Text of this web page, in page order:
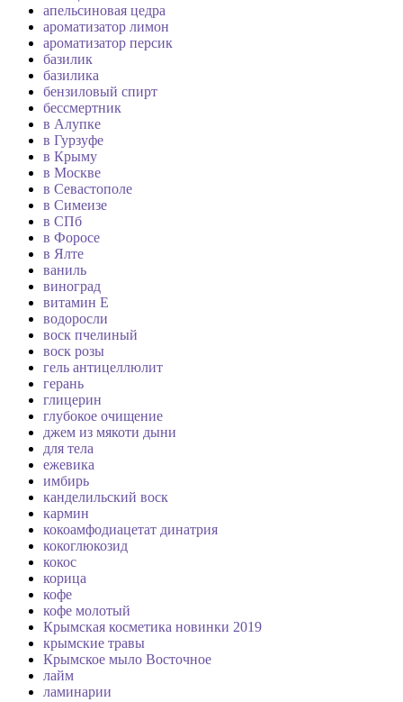
апельсиновая цедра
ароматизатор лимон
ароматизатор персик
базилик
базилика
бензиловый спирт
бессмертник
в Алупке
в Гурзуфе
в Крыму
в Москве
в Севастополе
в Симеизе
в СПб
в Форосе
в Ялте
ваниль
виноград
витамин Е
водоросли
воск пчелиный
воск розы
гель антицеллюлит
герань
глицерин
глубокое очищение
джем из мякоти дыни
для тела
ежевика
имбирь
канделильский воск
кармин
кокоамфодиацетат динатрия
кокоглюкозид
кокос
корица
кофе
кофе молотый
Крымская косметика новинки 2019
крымские травы
Крымское мыло Восточное
лайм
ламинарии